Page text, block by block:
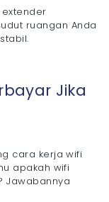
ruangan Anda
Jika
cara kerja wifi
apakah wifi
Jawabannya